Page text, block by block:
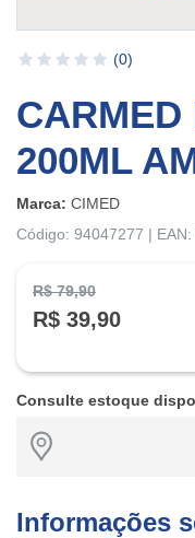
(0)
CARMED
200ML
Marca: CIMED
Código: 94047277 |
R$ 79,90
R$ 39,90
Consulte estoque
Informações